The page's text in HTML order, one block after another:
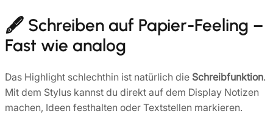
🖋️ Schreiben auf Papier-Feeling –
Fast wie analog
Das Highlight schlechthin ist natürlich die Schreibfunktion.
Mit dem Stylus kannst du direkt auf dem Display Notizen
machen, Ideen festhalten oder Textstellen markieren.